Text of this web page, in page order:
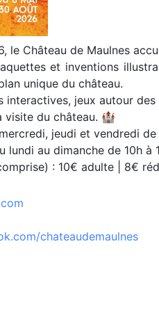
le Château de Maulnes
et inventions
unique du château.
interactives, jeux autour
visite du château. 🏰
jeudi et vendredi
lundi au dimanche de 10h à
: 10€ adulte | 8€
chateaudemaulnes